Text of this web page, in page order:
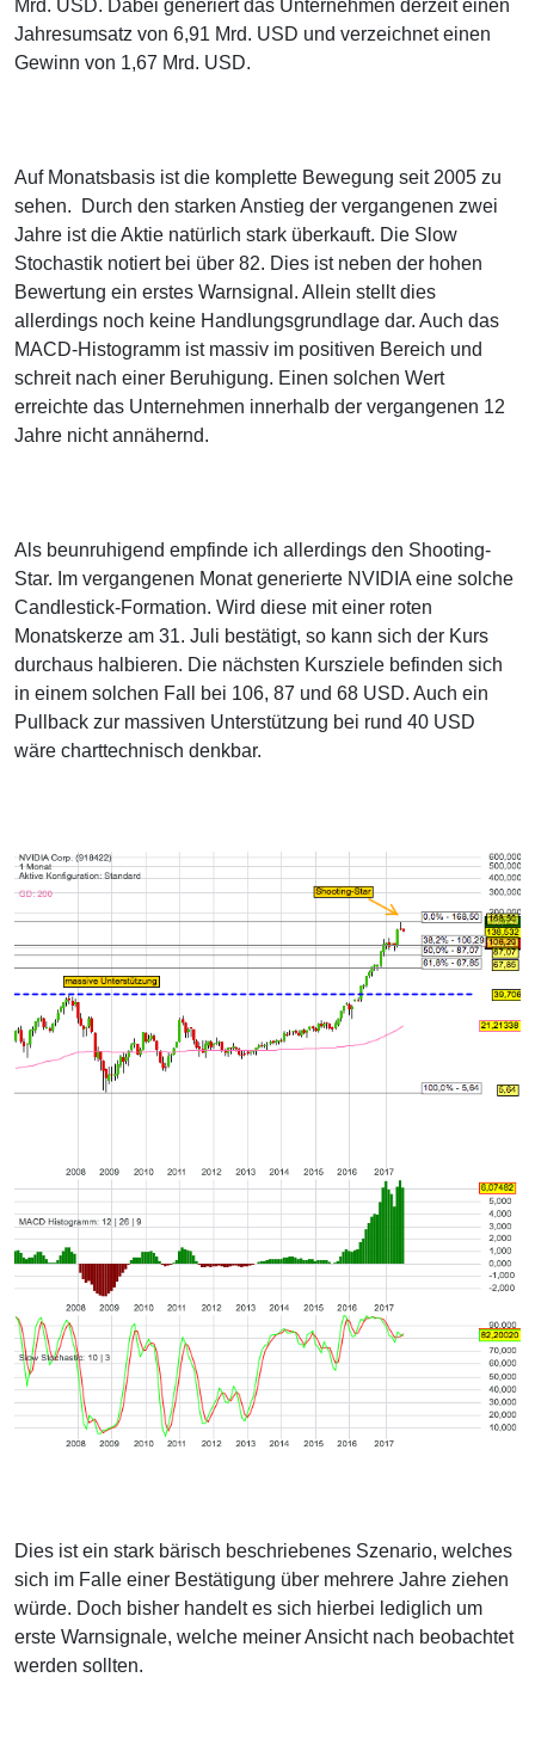
Mrd. USD. Dabei generiert das Unternehmen derzeit einen
Jahresumsatz von 6,91 Mrd. USD und verzeichnet einen
Gewinn von 1,67 Mrd. USD.
Auf Monatsbasis ist die komplette Bewegung seit 2005 zu
sehen. Durch den starken Anstieg der vergangenen zwei
Jahre ist die Aktie natürlich stark überkauft. Die Slow
Stochastik notiert bei über 82. Dies ist neben der hohen
Bewertung ein erstes Warnsignal. Allein stellt dies
allerdings noch keine Handlungsgrundlage dar. Auch das
MACD-Histogramm ist massiv im positiven Bereich und
schreit nach einer Beruhigung. Einen solchen Wert
erreichte das Unternehmen innerhalb der vergangenen 12
Jahre nicht annähernd.
Als beunruhigend empfinde ich allerdings den Shooting-
Star. Im vergangenen Monat generierte NVIDIA eine solche
Candlestick-Formation. Wird diese mit einer roten
Monatskerze am 31. Juli bestätigt, so kann sich der Kurs
durchaus halbieren. Die nächsten Kursziele befinden sich
in einem solchen Fall bei 106, 87 und 68 USD. Auch ein
Pullback zur massiven Unterstützung bei rund 40 USD
wäre charttechnisch denkbar.
Dies ist ein stark bärisch beschriebenes Szenario, welches
sich im Falle einer Bestätigung über mehrere Jahre ziehen
würde. Doch bisher handelt es sich hierbei lediglich um
erste Warnsignale, welche meiner Ansicht nach beobachtet
werden sollten.